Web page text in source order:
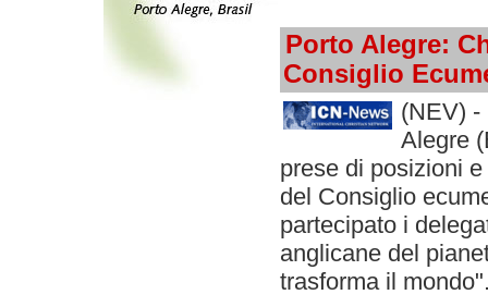
Porto Alegre:
Consiglio
(NEV) -
Alegre
prese di posizioni
del Consiglio
partecipato i
anglicane del
trasforma il